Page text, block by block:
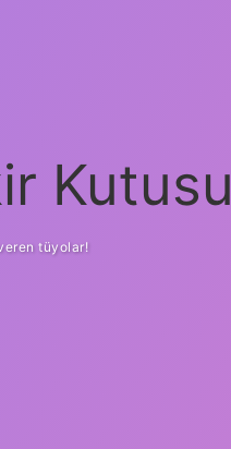
Kutusu
tüyolar!